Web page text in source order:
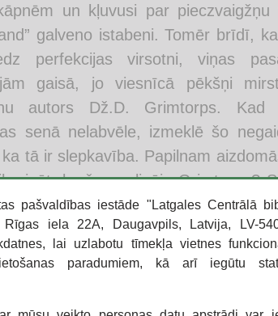
un kļuvusi par pieczvaigžņu
galveno istabeni. Tomēr brīdī,
perfekcijas virsotni, viņas
gaisā, jo viesnīcā pēkšņi
autors Dž.D. Grimtorps. Kad
senā nelabvēle, izmeklē šo
tā ir slepkavība. Papilnam
zināt: kurš nogalināja Grimtorpu?
viesnīcas nevainojamo reputāciju,
iespējams, ir vienīgā, kura
ir jārīkojas steigšus.
pašvaldības iestāde "Latgales Centrālā
Rīgas iela 22A, Daugavpils, Latvija, LV-
lai uzlabotu tīmekļa vietnes
paradumiem, kā arī iegūtu